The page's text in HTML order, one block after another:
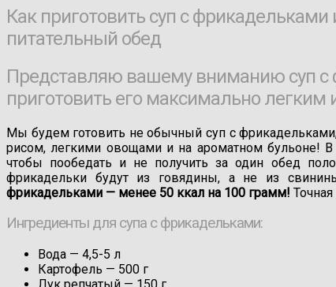
Как приготовить суп с
питательный обед
Представляю вашему вниманию суп с
приготовить его максимально легким
Мы будем готовить не обычный суп с
рисом, легкими овощами и на ароматном бульоне!
чтобы пообедать и не получить за один обед
фрикадельки будут из говядины, а не из
фрикадельками — менее 50 ккал на 100 грамм!
Ингредиенты для супа с фрикадельками:
Вода — 4,5-5 л
Картофель — 500 г